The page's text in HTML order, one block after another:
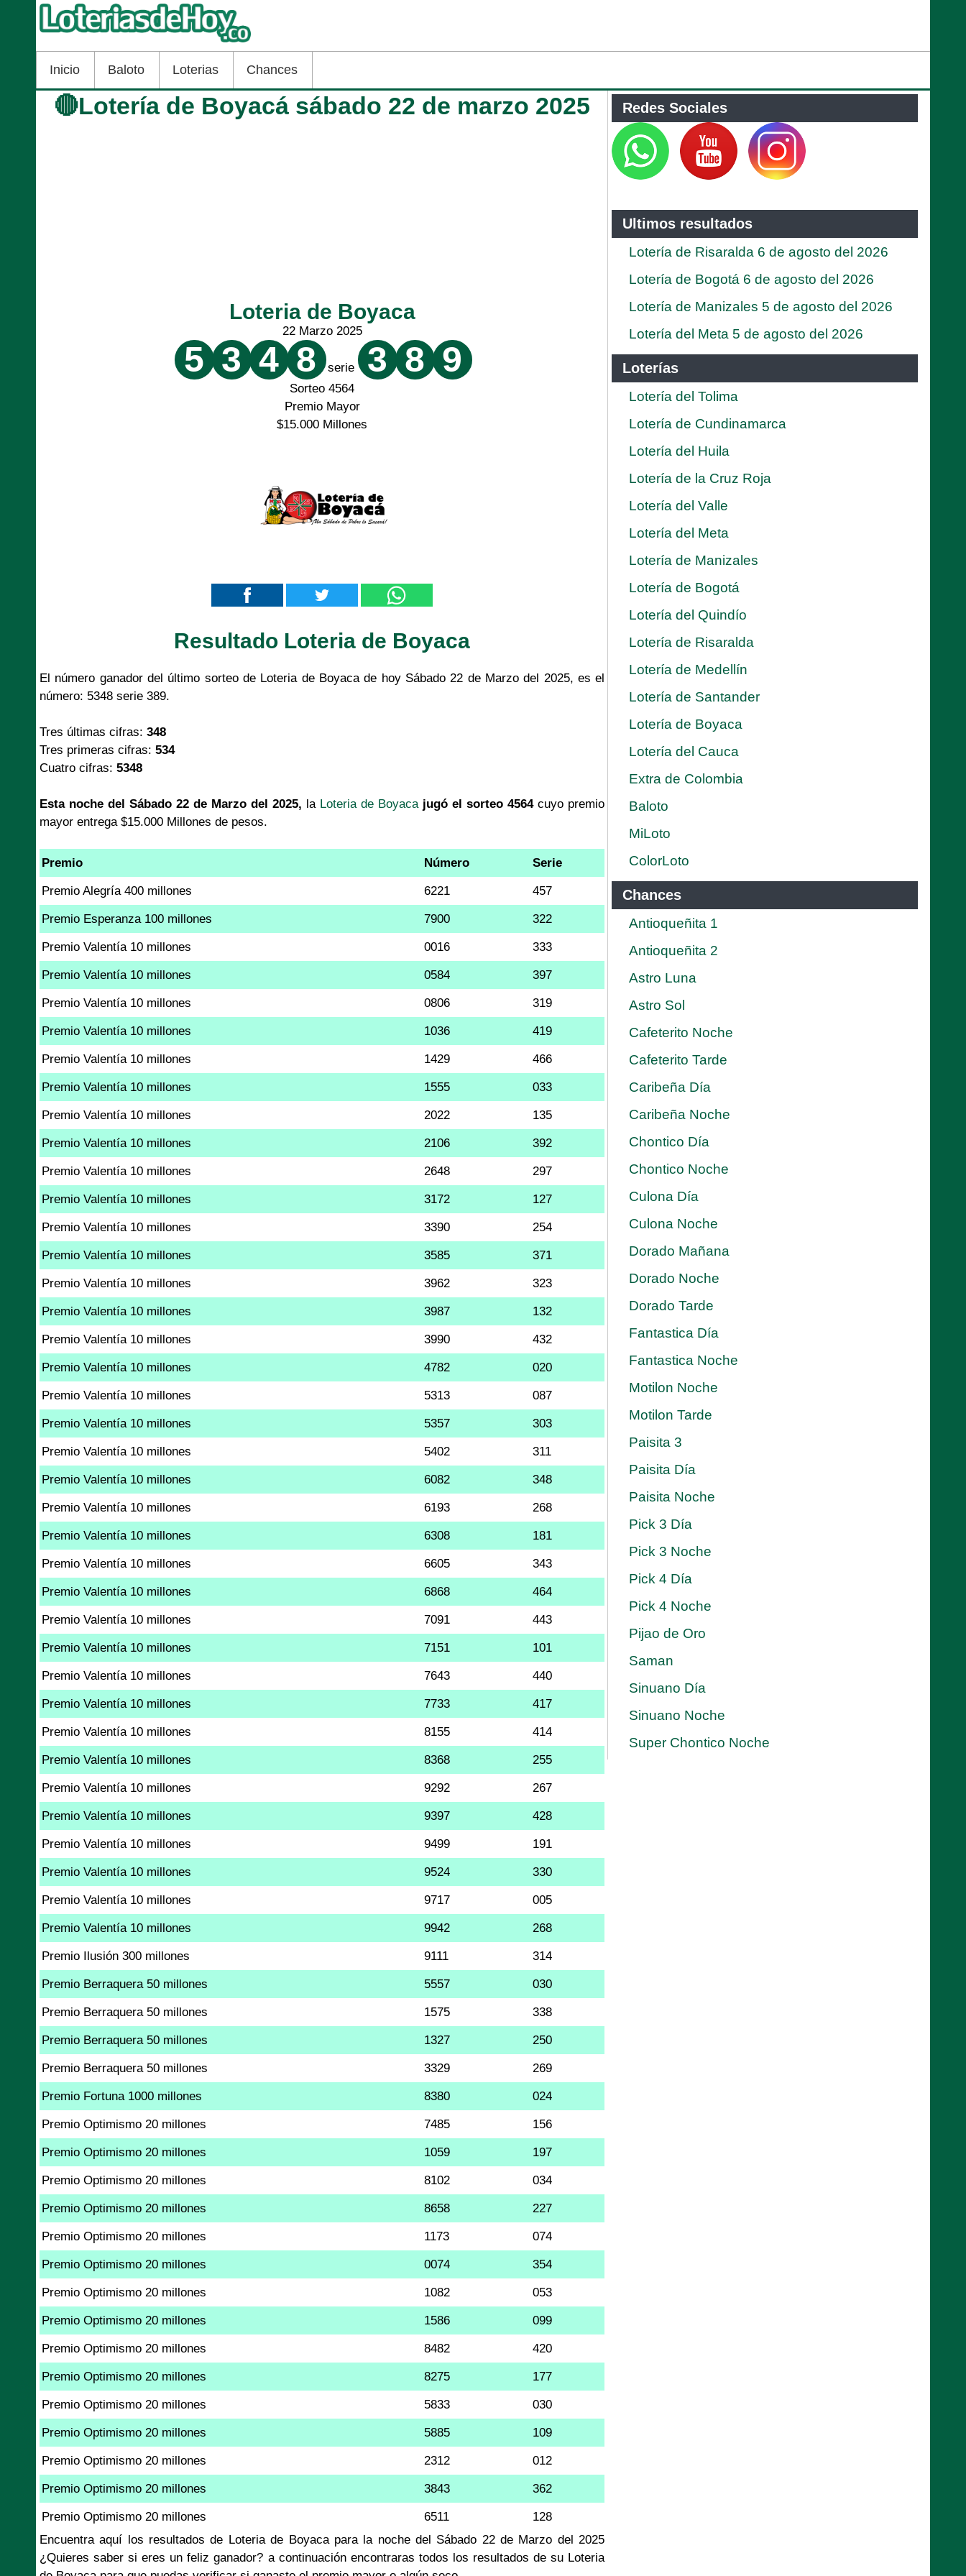
Inicio Baloto Loterias Chances
🔴Lotería de Boyacá sábado 22 de marzo 2025
Loteria de Boyaca
22 Marzo 2025
5 3 4 8 serie 3 8 9
Sorteo 4564
Premio Mayor
$15.000 Millones
Resultado Loteria de Boyaca
El número ganador del último sorteo de Loteria de Boyaca de hoy Sábado 22 de Marzo del 2025, es el
número: 5348 serie 389.
Tres últimas cifras: 348
Tres primeras cifras: 534
Cuatro cifras: 5348
Esta noche del Sábado 22 de Marzo del 2025, la Loteria de Boyaca jugó el sorteo 4564cuyo premio
mayor entrega $15.000 Millones de pesos.
Premio Número Serie
Premio Alegría 400 millones 6221 457
Premio Esperanza 100 millones 7900 322
Premio Valentía 10 millones 0016 333
Premio Valentía 10 millones 0584 397
Premio Valentía 10 millones 0806 319
Premio Valentía 10 millones 1036 419
Premio Valentía 10 millones 1429 466
Premio Valentía 10 millones 1555 033
Premio Valentía 10 millones 2022 135
Premio Valentía 10 millones 2106 392
Premio Valentía 10 millones 2648 297
Premio Valentía 10 millones 3172 127
Premio Valentía 10 millones 3390 254
Premio Valentía 10 millones 3585 371
Premio Valentía 10 millones 3962 323
Premio Valentía 10 millones 3987 132
Premio Valentía 10 millones 3990 432
Premio Valentía 10 millones 4782 020
Premio Valentía 10 millones 5313 087
Premio Valentía 10 millones 5357 303
Premio Valentía 10 millones 5402 311
Premio Valentía 10 millones 6082 348
Premio Valentía 10 millones 6193 268
Premio Valentía 10 millones 6308 181
Premio Valentía 10 millones 6605 343
Premio Valentía 10 millones 6868 464
Premio Valentía 10 millones 7091 443
Premio Valentía 10 millones 7151 101
Premio Valentía 10 millones 7643 440
Premio Valentía 10 millones 7733 417
Premio Valentía 10 millones 8155 414
Premio Valentía 10 millones 8368 255
Premio Valentía 10 millones 9292 267
Premio Valentía 10 millones 9397 428
Premio Valentía 10 millones 9499 191
Premio Valentía 10 millones 9524 330
Premio Valentía 10 millones 9717 005
Premio Valentía 10 millones 9942 268
Premio Ilusión 300 millones 9111 314
Premio Berraquera 50 millones 5557 030
Premio Berraquera 50 millones 1575 338
Premio Berraquera 50 millones 1327 250
Premio Berraquera 50 millones 3329 269
Premio Fortuna 1000 millones 8380 024
Premio Optimismo 20 millones 7485 156
Premio Optimismo 20 millones 1059 197
Premio Optimismo 20 millones 8102 034
Premio Optimismo 20 millones 8658 227
Premio Optimismo 20 millones 1173 074
Premio Optimismo 20 millones 0074 354
Premio Optimismo 20 millones 1082 053
Premio Optimismo 20 millones 1586 099
Premio Optimismo 20 millones 8482 420
Premio Optimismo 20 millones 8275 177
Premio Optimismo 20 millones 5833 030
Premio Optimismo 20 millones 5885 109
Premio Optimismo 20 millones 2312 012
Premio Optimismo 20 millones 3843 362
Premio Optimismo 20 millones 6511
128
Encuentra aquí los resultados de Loteria de Boyaca para la noche del Sábado 22 de Marzo del 2025
¿Quieres saber si eres un feliz ganador? a continuación encontraras todos los resultados de su Loteria
Redes Sociales
Ultimos resultados
Lotería de Risaralda 6 de agosto del 2026
Lotería de Bogotá 6 de agosto del 2026
Lotería de Manizales 5 de agosto del 2026
Lotería del Meta 5 de agosto del 2026
Loterías
Lotería del Tolima
Lotería de Cundinamarca
Lotería del Huila
Lotería de la Cruz Roja
Lotería del Valle
Lotería del Meta
Lotería de Manizales
Lotería de Bogotá
Lotería del Quindío
Lotería de Risaralda
Lotería de Medellín
Lotería de Santander
Lotería de Boyaca
Lotería del Cauca
Extra de Colombia
Baloto
MiLoto
ColorLoto
Chances
Antioqueñita 1
Antioqueñita 2
Astro Luna
Astro Sol
Cafeterito Noche
Cafeterito Tarde
Caribeña Día
Caribeña Noche
Chontico Día
Chontico Noche
Culona Día
Culona Noche
Dorado Mañana
Dorado Noche
Dorado Tarde
Fantastica Día
Fantastica Noche
Motilon Noche
Motilon Tarde
Paisita 3
Paisita Día
Paisita Noche
Pick 3 Día
Pick 3 Noche
Pick 4 Día
Pick 4 Noche
Pijao de Oro
Saman
Sinuano Día
Sinuano Noche
Super Chontico Noche